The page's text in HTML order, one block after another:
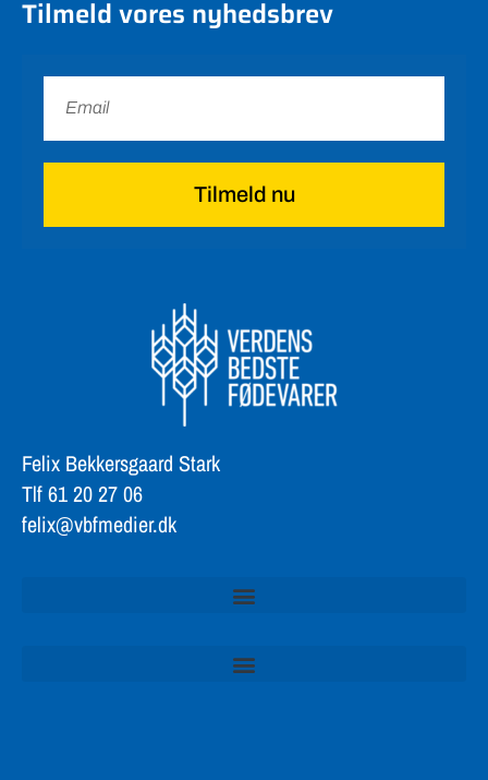
Tilmeld vores nyhedsbrev
Tilmeld nu
Felix Bekkersgaard Stark
Tlf 61 20 27 06
felix@vbfmedier.dk